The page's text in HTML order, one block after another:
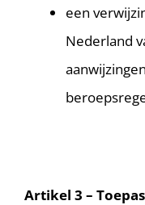
een
Nederland
Artikel 3 –